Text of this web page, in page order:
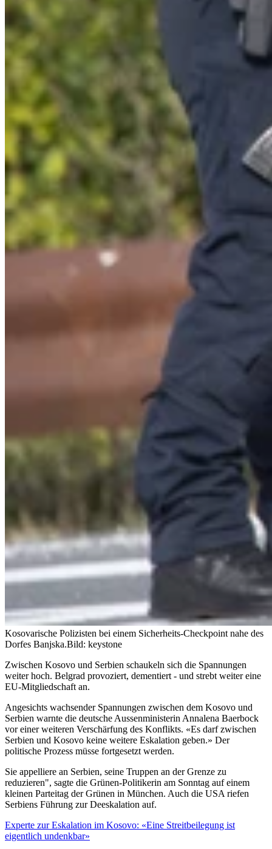
Kosovarische Polizisten bei einem Sicherheits-Checkpoint nahe des
Dorfes Banjska.Bild: keystone
Zwischen Kosovo und Serbien schaukeln sich die Spannungen
weiter hoch. Belgrad provoziert, dementiert - und strebt weiter eine
EU-Mitgliedschaft an.
Angesichts wachsender Spannungen zwischen dem Kosovo und
Serbien warnte die deutsche Aussenministerin Annalena Baerbock
vor einer weiteren Verschärfung des Konflikts. «Es darf zwischen
Serbien und Kosovo keine weitere Eskalation geben.» Der
politische Prozess müsse fortgesetzt werden.
Sie appelliere an Serbien, seine Truppen an der Grenze zu
reduzieren", sagte die Grünen-Politikerin am Sonntag auf einem
kleinen Parteitag der Grünen in München. Auch die USA riefen
Serbiens Führung zur Deeskalation auf.
Experte zur Eskalation im Kosovo: «Eine Streitbeilegung ist
eigentlich undenkbar»